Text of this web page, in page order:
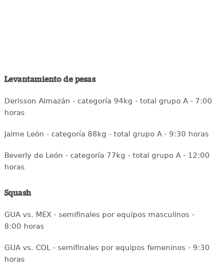
Levantamiento de pesas
Derisson Almazán - categoría 94kg - total grupo A - 7:00
horas
Jaime León - categoría 88kg - total grupo A - 9:30 horas
Beverly de León - categoría 77kg - total grupo A - 12:00
horas
Squash
GUA vs. MEX - semifinales por equipos masculinos -
8:00 horas
GUA vs. COL - semifinales por equipos femeninos - 9:30
horas